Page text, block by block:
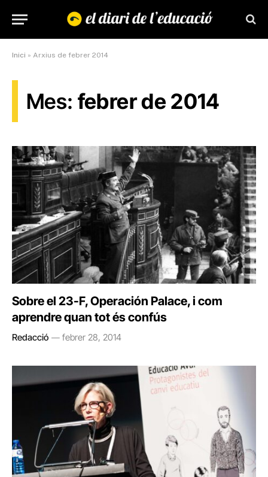
Inici » Arxius de febrer 2014
Mes: febrer de 2014
Sobre el 23-F, Operación Palace, i com
aprendre quan tot és confús
Redacció febrer 28, 2014